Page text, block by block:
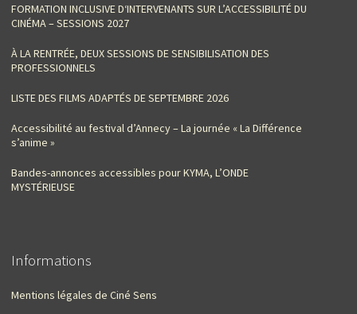
FORMATION INCLUSIVE D‘INTERVENANTS SUR L’ACCESSIBILITÉ DU
CINÉMA – SESSIONS 2027
À LA RENTRÉE, DEUX SESSIONS DE SENSIBILISATION DES
PROFESSIONNELS
LISTE DES FILMS ADAPTÉS DE SEPTEMBRE 2026
Accessibilité au festival d’Annecy – La journée « La Différence
s’anime »
Bandes-annonces accessibles pour KYMA, L’ONDE
MYSTÉRIEUSE
Informations
Mentions légales de Ciné Sens